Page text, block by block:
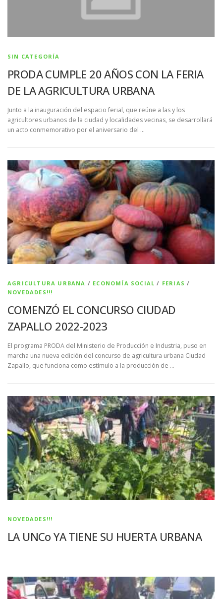
SIN CATEGORÍA
PRODA CUMPLE 20 AÑOS CON LA FERIA
DE LA AGRICULTURA URBANA
Junto a la inauguración del espacio ferial, que reúne a las y los
agricultores urbanos de la ciudad y localidades vecinas, se desarrollará
un acto conmemorativo por el aniversario del …
AGRICULTURA URBANA / ECONOMÍA SOCIAL / FERIAS /
NOVEDADES!!!
COMENZÓ EL CONCURSO CIUDAD
ZAPALLO 2022-2023
El programa PRODA del Ministerio de Producción e Industria, puso en
marcha una nueva edición del concurso de agricultura urbana Ciudad
Zapallo, que funciona como estímulo a la producción de …
NOVEDADES!!!
LA UNCo YA TIENE SU HUERTA URBANA